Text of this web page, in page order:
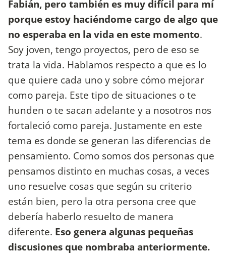
Fabián, pero también es muy difícil para mí
porque estoy haciéndome cargo de algo que
no esperaba en la vida en este momento.
Soy joven, tengo proyectos, pero de eso se
trata la vida. Hablamos respecto a que es lo
que quiere cada uno y sobre cómo mejorar
como pareja. Este tipo de situaciones o te
hunden o te sacan adelante y a nosotros nos
fortaleció como pareja. Justamente en este
tema es donde se generan las diferencias de
pensamiento. Como somos dos personas que
pensamos distinto en muchas cosas, a veces
uno resuelve cosas que según su criterio
están bien, pero la otra persona cree que
debería haberlo resuelto de manera
diferente. Eso genera algunas pequeñas
discusiones que nombraba anteriormente.